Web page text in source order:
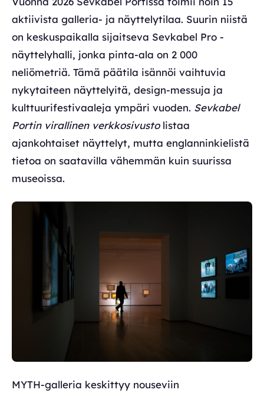
aktiivista galleria- ja näyttelytilaa. Suurin niistä
on keskuspaikalla sijaitseva Sevkabel Pro -
näyttelyhalli, jonka pinta-ala on 2 000
neliömetriä. Tämä päätila isännöi vaihtuvia
nykytaiteen näyttelyitä, design-messuja ja
kulttuurifestivaaleja ympäri vuoden. Sevkabel
Portin virallinen verkkosivustolistaa
ajankohtaiset näyttelyt, mutta englanninkielistä
tietoa on saatavilla vähemmän kuin suurissa
museoissa.
MYTH-galleria keskittyy nouseviin